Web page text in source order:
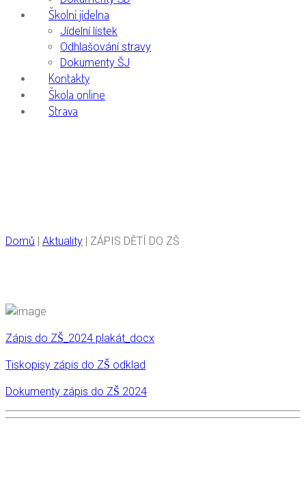
Školní jídelna
Jídelní lístek
Odhlašování stravy
Dokumenty ŠJ
Kontakty
Škola online
Strava
Domů | Aktuality | ZÁPIS DĚTÍ DO ZŠ
Zápis do ZŠ_2024 plakát_docx
Tiskopisy zápis do ZŠ odklad
Dokumenty zápis do ZŠ 2024